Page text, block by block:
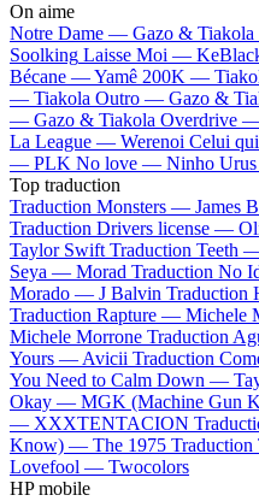
On aime
Notre Dame — Gazo & Tiakola
Soolking Laisse Moi —
Bécane —Yamê 200K —
— Tiakola Outro — Gazo &
— Gazo & Tiakola Overdrive
La League — Werenoi Celui
— PLK No love — Ninho
Top traduction
Traduction Monsters — James
Traduction Drivers license —
Taylor Swift Traduction Teeth
Seya — Morad Traduction No
Morado — J Balvin Traduction
Traduction Rapture — Michele
Michele Morrone Traduction
Yours —Avicii Traduction
You Need to Calm Down —
Okay — MGK (Machine Gun
— XXXTENTACION
Know) — The 1975
Lovefool — Twocolors
HP mobile